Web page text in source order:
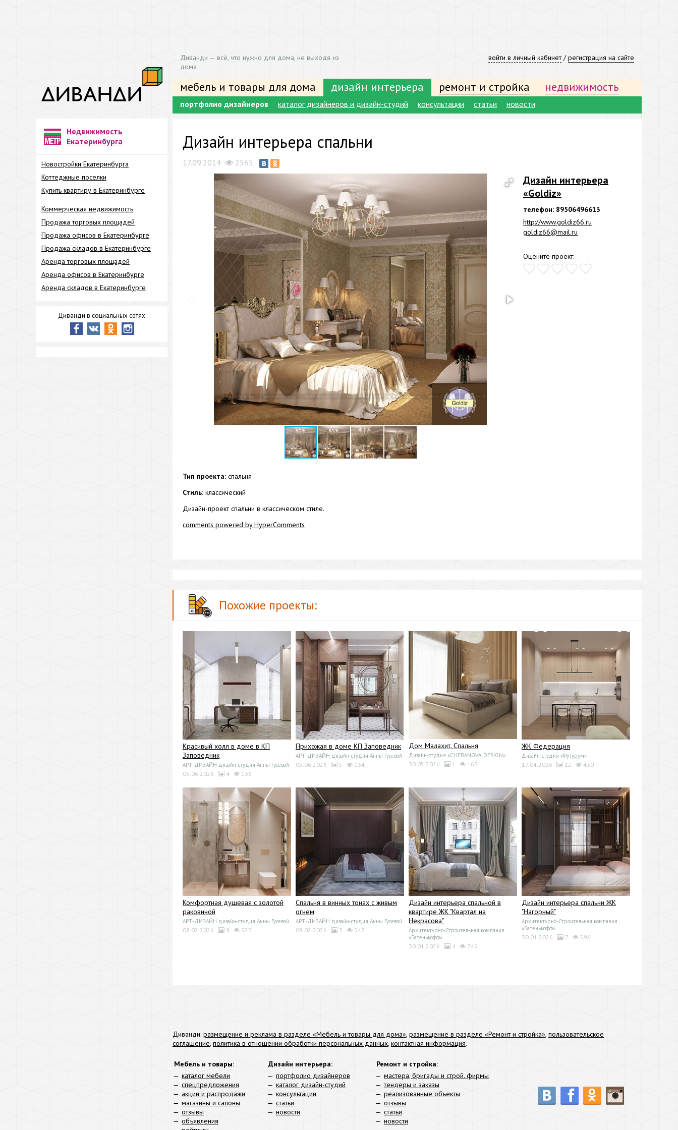
войти в личный кабинет/регистрация на сайте
Диванди — всё, что нужно для дома, не выходя из
дома
мебель и товары для дома дизайн интерьера ремонт и стройка недвижимость
портфолио дизайнеров каталог дизайнеров и дизайн-студий консультации статьи новости
Недвижимость
Екатеринбурга
Новостройки Екатеринбурга
Коттеджные поселки
Купить квартиру в Екатеринбурге
Коммерческая недвижимость
Продажа торговых площадей
Продажа офисов в Екатеринбурге
Продажа складов в Екатеринбурге
Аренда торговых площадей
Аренда офисов в Екатеринбурге
Аренда складов в Екатеринбурге
Диванди в социальных сетях:
Дизайн интерьера спальни
17.09.2014 2565
Дизайн интерьера
«Goldiz»
телефон: 89506496613
http://www.goldiz66.ru
goldiz66@mail.ru
Оцените проект:
Тип проекта: спальня
Стиль: классический
Дизайн-проект спальни в классическом стиле.
comments powered by HyperComments
Похожие проекты:
Красивый холл в доме в КП
Заповедник
АРТ-ДИЗАЙН дизайн-студия Анны Гусевой
05.06.2026 4 136
Прихожая в доме КП Заповедник
АРТ-ДИЗАЙН дизайн-студия Анны Гусевой
05.06.2026 5 134
Дом Малахит. Спальня
Дизайн-студия «CHEBANOVA_DESIGN»
30.05.2026 1 163
ЖК Федерация
Дизайн-студия «Футурум»
17.04.2026 12 430
Комфортная душевая с золотой
раковиной
АРТ-ДИЗАЙН дизайн-студия Анны Гусевой
08.02.2026 9 523
Спальня в винных тонах с живым
огнем
АРТ-ДИЗАЙН дизайн-студия Анны Гусевой
08.02.2026 3 547
Дизайн интерьера спальной в
квартире ЖК "Квартал на
Некрасова"
Архитектурно-Строительная компания
«Батенькофф»
30.01.2026 4 745
Дизайн интерьера спальни ЖК
"Нагорный"
Архитектурно-Строительная компания
«Батенькофф»
30.01.2026 7 596
Диванди: размещение и реклама в разделе «Мебель и товары для дома», размещение в разделе «Ремонт и стройка», пользовательское
соглашение, политика в отношении обработки персональных данных, контактная информация.
Мебель и товары:
каталог мебели
спецпредложения
акции и распродажи
магазины и салоны
отзывы
объявления
Дизайн интерьера:
портфолио дизайнеров
каталог дизайн-студий
консультации
статьи
новости
Ремонт и стройка:
мастера, бригады и строй. фирмы
тендеры и заказы
реализованные объекты
отзывы
статьи
новости